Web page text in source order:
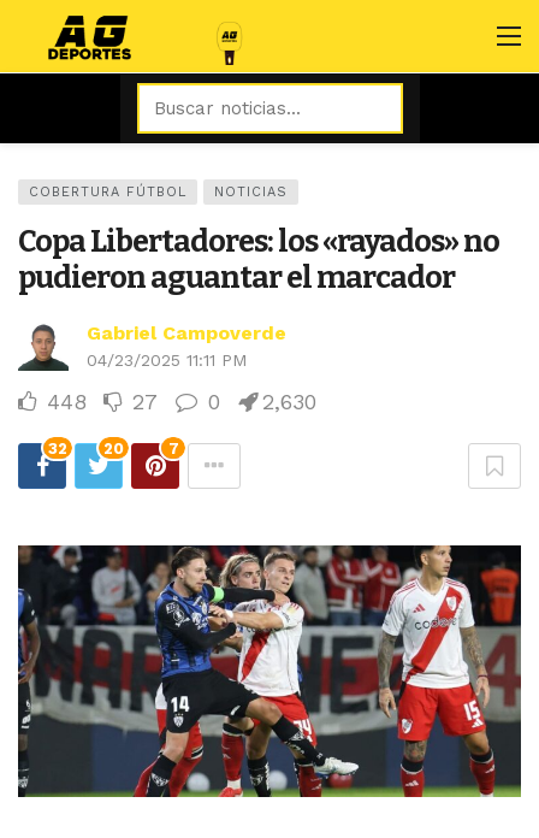
COBERTURA FÚTBOL NOTICIAS
Copa Libertadores: los «rayados» no
pudieron aguantar el marcador
Gabriel Campoverde
04/23/2025 11:11 PM
448 27 0 2,630
32 20 7